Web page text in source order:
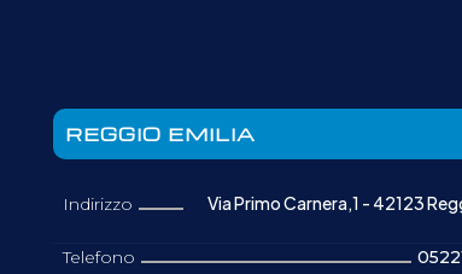
REGGIO EMILIA
Indirizzo
Via Primo Carnera,1 - 42123
Telefono